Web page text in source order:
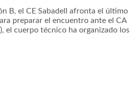
B, el CE Sabadell afronta el último
preparar el encuentro ante el CA
), el cuerpo técnico ha organizado los